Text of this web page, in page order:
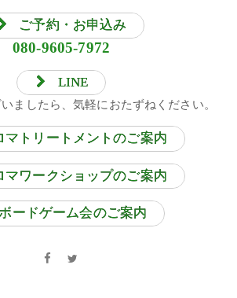
ご予約・お申込み
080-9605-7972
LINE
ましたら、気軽におたずねください。
マトリートメントのご案内
マワークショップのご案内
ードゲーム会のご案内